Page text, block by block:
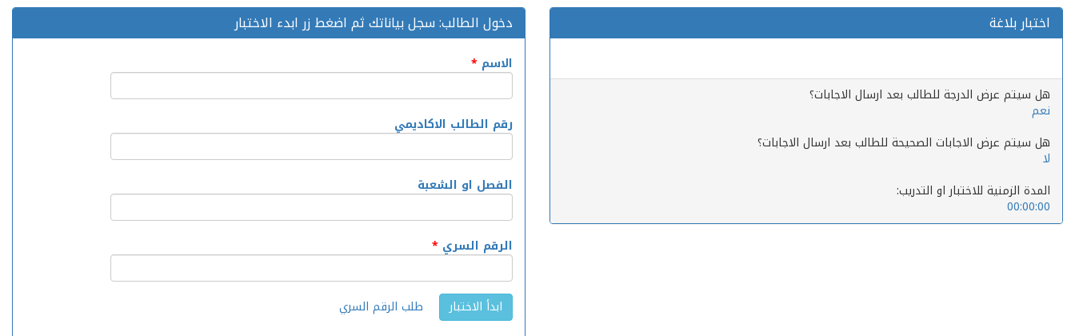
اختبار بلاغة
هل سيتم عرض الدرجة للطالب بعد ارسال الاجابات؟
نعم
هل سيتم عرض الاجابات الصحيحة للطالب بعد ارسال الاجابات؟
لا
المدة الزمنية للاختبار او التدريب:
00:00:00
دخول الطالب: سجل بياناتك ثم اضغط زر ابدء الاختبار
الاسم *
رقم الطالب الاكاديمي
الفصل او الشعبة
الرقم السري *
ابدأ الاختبار طلب الرقم السري